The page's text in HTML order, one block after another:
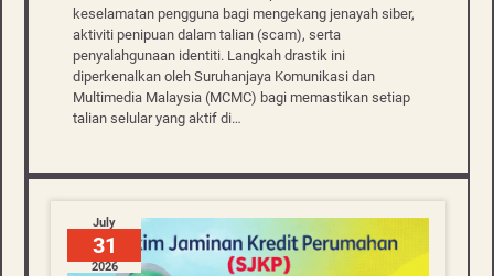
keselamatan pengguna bagi mengekang jenayah siber,
aktiviti penipuan dalam talian (scam), serta
penyalahgunaan identiti. Langkah drastik ini
diperkenalkan oleh Suruhanjaya Komunikasi dan
Multimedia Malaysia (MCMC) bagi memastikan setiap
talian selular yang aktif di…
July
31
2026